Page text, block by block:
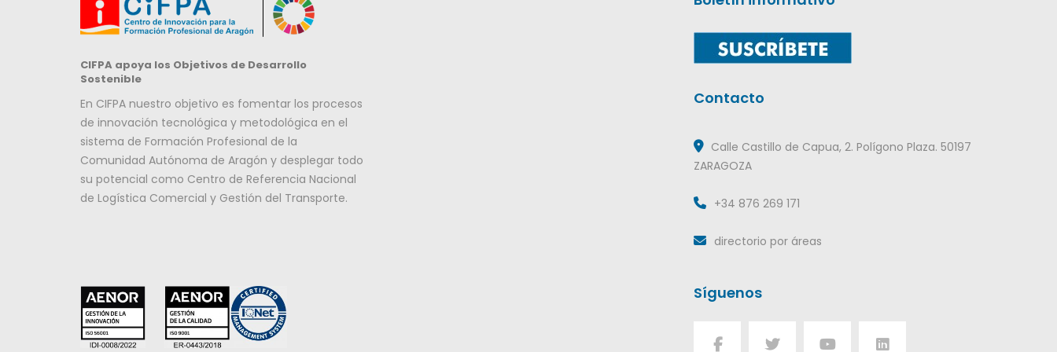
CIFPA apoya los Objetivos de Desarrollo
Sostenible
En CIFPA nuestro objetivo es fomentar los procesos
de innovación tecnológica y metodológica en el
sistema de Formación Profesional de la
Comunidad Autónoma de Aragón y desplegar todo
su potencial como Centro de Referencia Nacional
de Logística Comercial y Gestión del Transporte.
Contacto
Calle Castillo de Capua, 2. Polígono Plaza. 50197
ZARAGOZA
+34 876 269 171
directorio por áreas
Síguenos